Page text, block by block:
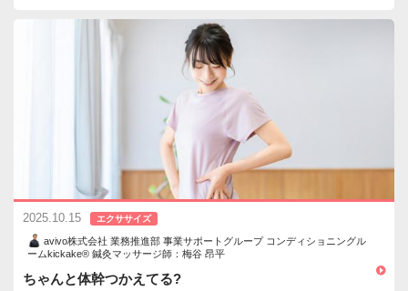
2025.10.15 エクササイズ
avivo株式会社 業務推進部 事業サポートグループ コンディショニングル
ームkickake® 鍼灸マッサージ師：梅谷 昂平
ちゃんと体幹つかえてる?